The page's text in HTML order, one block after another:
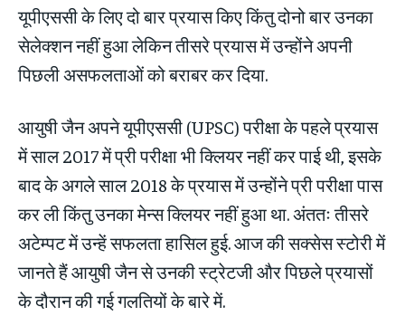
यूपीएससी के लिए दो बार प्रयास किए किंतु दोनो बार उनका
सेलेक्शन नहीं हुआ लेकिन तीसरे प्रयास में उन्होंने अपनी
पिछली असफलताओं को बराबर कर दिया.
आयुषी जैन अपने यूपीएससी (UPSC) परीक्षा के पहले प्रयास
में साल 2017 में प्री परीक्षा भी क्लियर नहीं कर पाई थी, इसके
बाद के अगले साल 2018 के प्रयास में उन्होंने प्री परीक्षा पास
कर ली किंतु उनका मेन्स क्लियर नहीं हुआ था. अंततः तीसरे
अटेम्पट में उन्हें सफलता हासिल हुई. आज की सक्सेस स्टोरी में
जानते हैं आयुषी जैन से उनकी स्ट्रेटजी और पिछले प्रयासों
के दौरान की गई गलतियों के बारे में.